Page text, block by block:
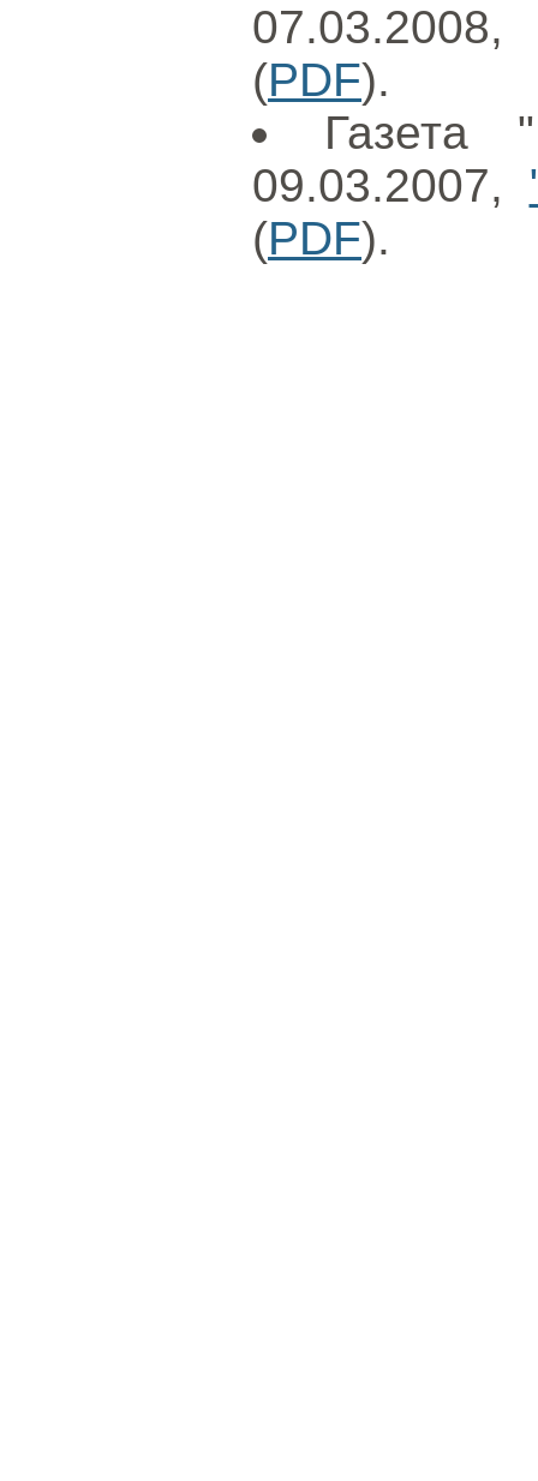
07.03.2008,
(PDF).
Газета
09.03.2007,
(PDF).